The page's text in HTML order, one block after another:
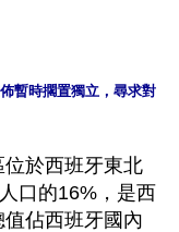
暫時擱置獨立，尋求對
位於西班牙東北
口的16%，是西
佔西班牙國內